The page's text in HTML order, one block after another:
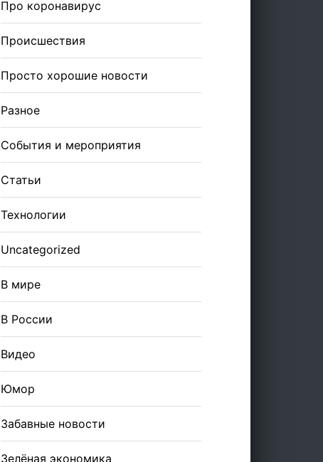
Про коронавирус
Происшествия
Просто хорошие новости
Разное
События и мероприятия
Статьи
Технологии
Uncategorized
В мире
В России
Видео
Юмор
Забавные новости
Зелёная экономика